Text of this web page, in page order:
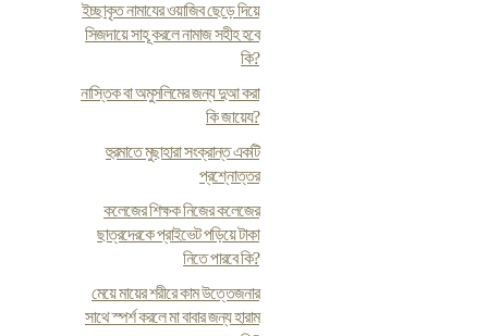
ইচ্ছাকৃত নামাযের ওয়াজিব ছেড়ে দিয়ে
সিজদায়ে সাহূ করলে নামাজ সহীহ হবে
কি?
নাস্তিক বা অমুসলিমের জন্য দুআ করা
কি জায়েয?
হুরমাতে মুছাহারা সংক্রান্ত একটি
প্রশ্নোত্তর
কলেজের শিক্ষক নিজের কলেজের
ছাত্রদেরকে প্রাইভেট পড়িয়ে টাকা
নিতে পারবে কি?
মেয়ে মায়ের শরীরে কাম উত্তেজনার
সাথে স্পর্শ করলে মা বাবার জন্য হারাম